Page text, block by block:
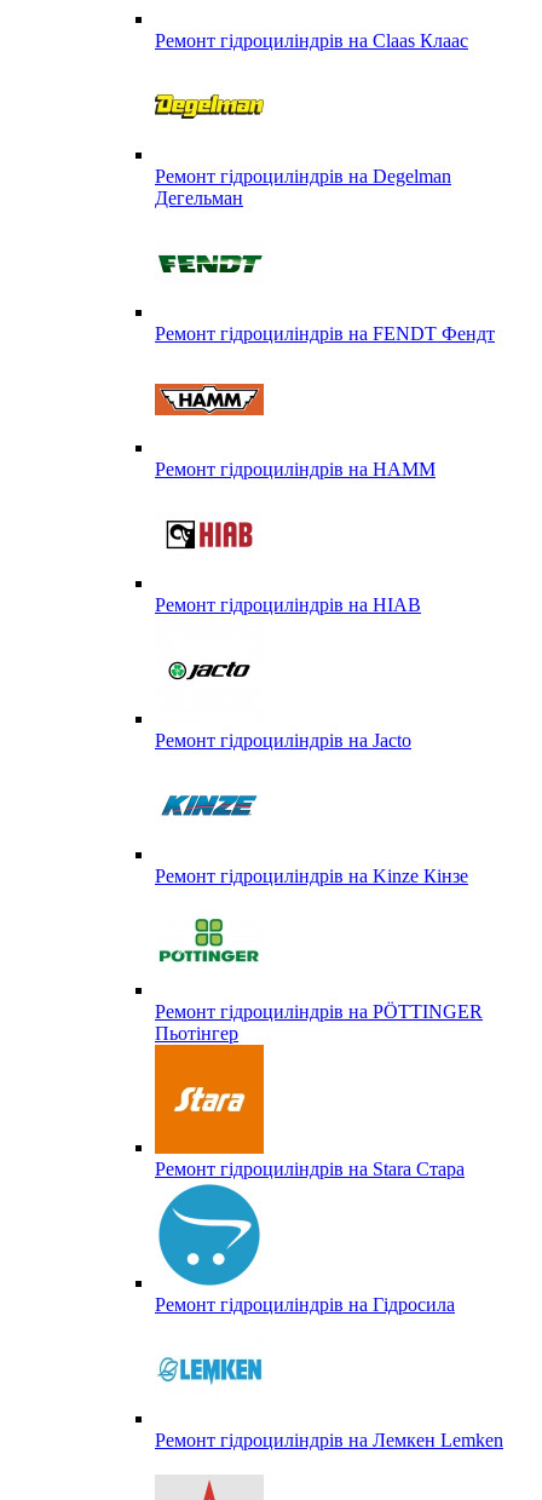
Ремонт гідроциліндрів на Claas Клаас
Ремонт гідроциліндрів на Degelman
Дегельман
Ремонт гідроциліндрів на FENDT Фендт
Ремонт гідроциліндрів на HAMM
Ремонт гідроциліндрів на HIAB
Ремонт гідроциліндрів на Jacto
Ремонт гідроциліндрів на Kinze Кінзе
Ремонт гідроциліндрів на PÖTTINGER
Пьотінгер
Ремонт гідроциліндрів на Stara Стара
Ремонт гідроциліндрів на Гідросила
Ремонт гідроциліндрів на Лемкен Lemken